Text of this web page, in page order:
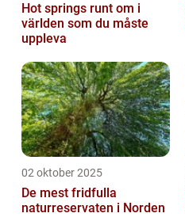
Hot springs runt om i
världen som du måste
uppleva
02 oktober 2025
De mest fridfulla
naturreservaten i Norden